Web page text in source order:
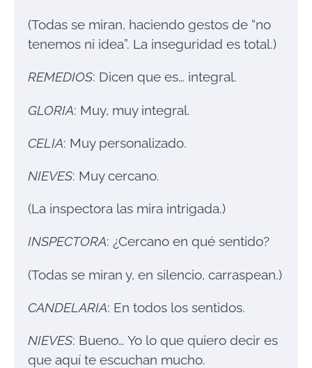
(Todas se miran, haciendo gestos de “no
tenemos ni idea”. La inseguridad es total.)
REMEDIOS: Dicen que es… integral.
GLORIA: Muy, muy integral.
CELIA: Muy personalizado.
NIEVES: Muy cercano.
(La inspectora las mira intrigada.)
INSPECTORA: ¿Cercano en qué sentido?
(Todas se miran y, en silencio, carraspean.)
CANDELARIA: En todos los sentidos.
NIEVES: Bueno… Yo lo que quiero decir es
que aquí te escuchan mucho.